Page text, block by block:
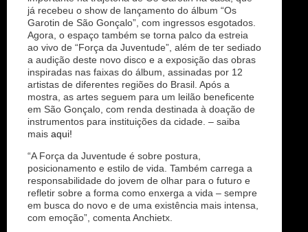
já recebeu o show de lançamento do álbum “Os
Garotin de São Gonçalo”, com ingressos esgotados.
Agora, o espaço também se torna palco da estreia
ao vivo de “Força da Juventude”, além de ter sediado
a audição deste novo disco e a exposição das obras
inspiradas nas faixas do álbum, assinadas por 12
artistas de diferentes regiões do Brasil. Após a
mostra, as artes seguem para um leilão beneficente
em São Gonçalo, com renda destinada à doação de
instrumentos para instituições da cidade. – saiba
mais aqui!
“A Força da Juventude é sobre postura,
posicionamento e estilo de vida. Também carrega a
responsabilidade do jovem de olhar para o futuro e
refletir sobre a forma como enxerga a vida – sempre
em busca do novo e de uma existência mais intensa,
com emoção”, comenta Anchietx.